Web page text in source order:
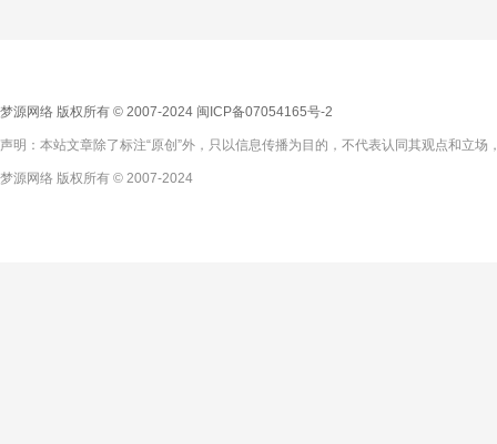
梦源网络 版权所有 © 2007-2024 闽ICP备07054165号-2
声明：本站文章除了标注“原创”外，只以信息传播为目的，不代表认同其观点和立
梦源网络 版权所有 © 2007-2024